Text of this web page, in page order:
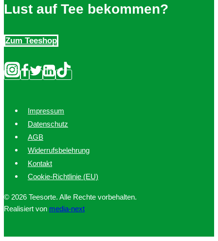
Lust auf Tee bekommen?
Zum Teeshop
Impressum
Datenschutz
AGB
Widerrufsbelehrung
Kontakt
Cookie-Richtlinie (EU)
© 2026 Teesorte. Alle Rechte vorbehalten.
Realisiert von media-next